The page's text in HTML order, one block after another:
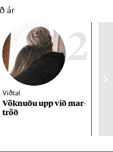
ár
2
Viðtal
Vökn­uðu upp við mar­
tröð